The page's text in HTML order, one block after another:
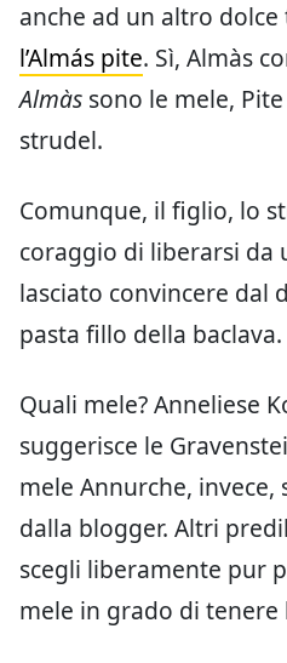
anche ad un altro
l’Almás pite. Sì, Almàs
Almàs sono le mele,
strudel.
Comunque, il figlio, lo
coraggio di liberarsi da
lasciato convincere dal
pasta fillo della baclava.
Quali mele? Anneliese
suggerisce le
mele Annurche,
dalla blogger. Altri
scegli liberamente pur
mele in grado di tenere